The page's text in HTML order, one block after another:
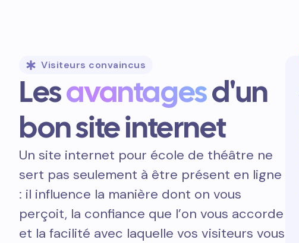
Visiteurs convaincus
Lesavantagesd'un
bon site internet
Un site internet pour école de théâtre ne
sert pas seulement à être présent en ligne
: il influence la manière dont on vous
perçoit, la confiance que l’on vous accorde
et la facilité avec laquelle vos visiteurs vous